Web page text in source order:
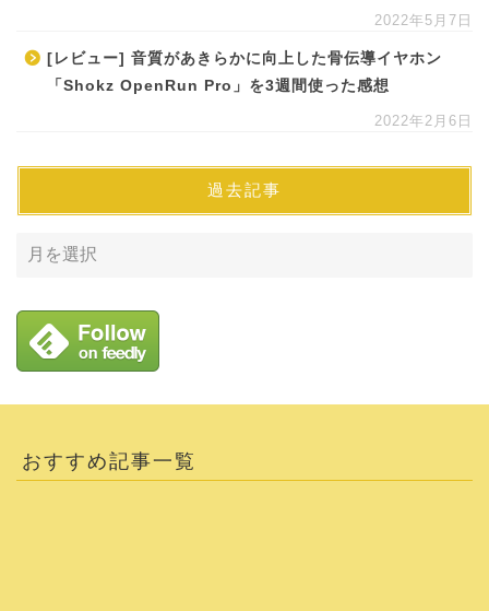
2022年5月7日
[レビュー] 音質があきらかに向上した骨伝導イヤホン
「Shokz OpenRun Pro」を3週間使った感想
2022年2月6日
過去記事
おすすめ記事一覧